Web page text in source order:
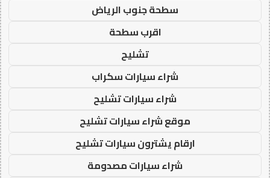
سطحة جنوب الرياض
اقرب سطحة
تشليح
شراء سيارات سكراب
شراء سيارات تشليح
موقع شراء سيارات تشليح
ارقام يشترون سيارات تشليح
شراء سيارات مصدومة